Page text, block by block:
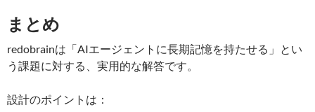
まとめ
redobrainは「AIエージェントに長期記憶を持たせる」とい
う課題に対する、実用的な解答です。
設計のポイントは：